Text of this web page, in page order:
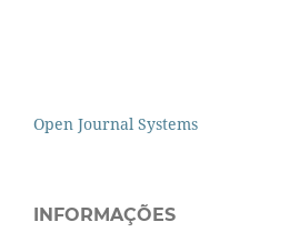
Open Journal Systems
INFORMAÇÕES